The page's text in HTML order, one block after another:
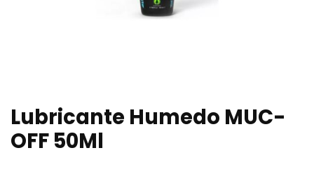
Lubricante Humedo MUC-
OFF 50Ml